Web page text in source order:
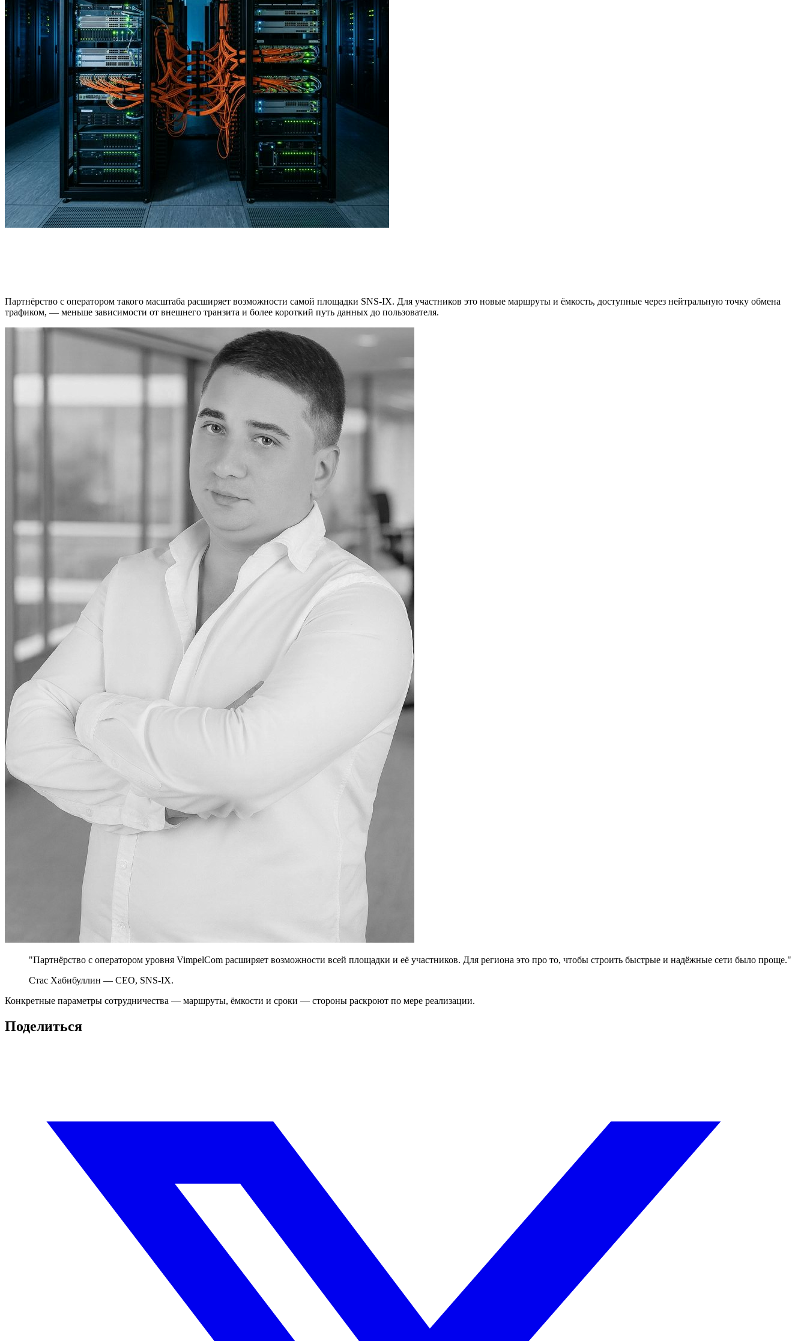
Партнёрство с оператором такого масштаба расширяет возможности самой площадки SNS-IX. Для участников это новые маршруты и ёмкость, доступные через нейтральную точку обмена
трафиком, — меньше зависимости от внешнего транзита и более короткий путь данных до пользователя.
"Партнёрство с оператором уровня VimpelCom расширяет возможности всей площадки и её участников. Для региона это про то, чтобы строить быстрые и надёжные сети было проще."
Стас Хабибуллин — CEO, SNS-IX.
Конкретные параметры сотрудничества — маршруты, ёмкости и сроки — стороны раскроют по мере реализации.
Поделиться